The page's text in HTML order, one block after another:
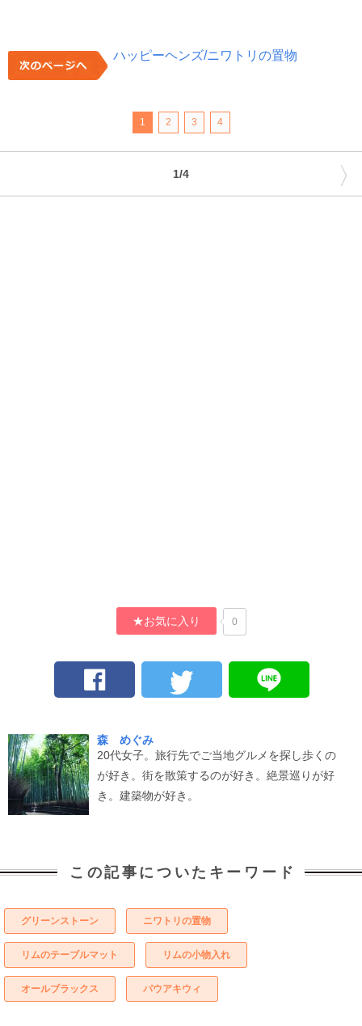
ハッピーヘンズ/ニワトリの置物
1 2 3 4
1/4 〉
★お気に入り 0
森 めぐみ
20代女子。旅行先でご当地グルメを探し歩くの
が好き。街を散策するのが好き。絶景巡りが好
き。建築物が好き。
この記事についたキーワード
グリーンストーン ニワトリの置物
リムのテーブルマット リムの小物入れ
オールブラックス パウアキウィ